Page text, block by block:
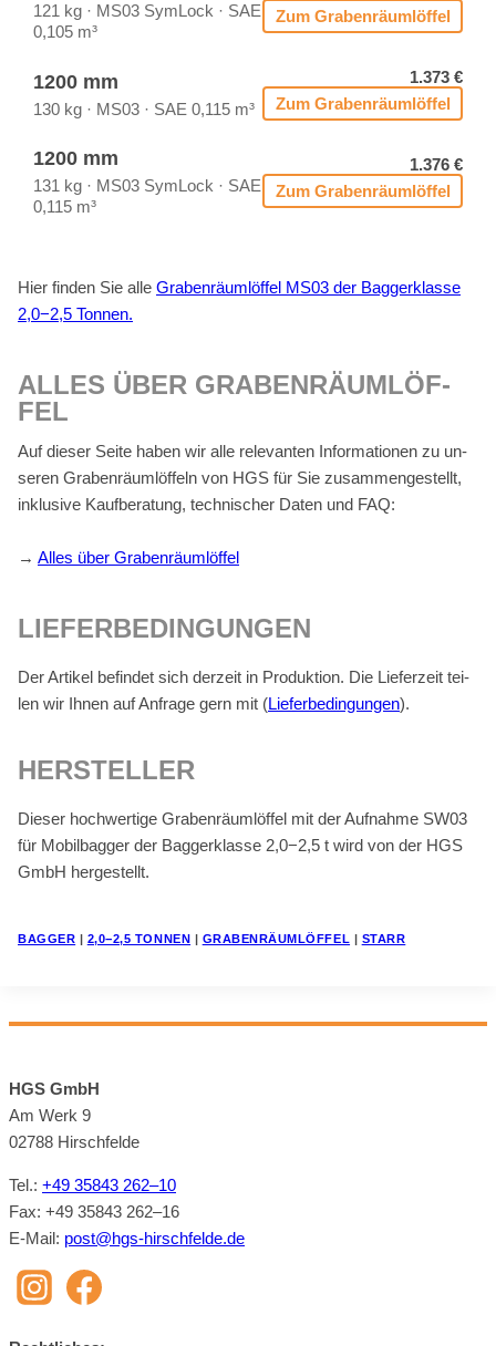
121 kg · MS03 Sym­Lock · SAE
0,105 m³
Zum Gra­ben­räum­löf­fel
1200 mm
130 kg · MS03 · SAE 0,115 m³
1.373 €
Zum Gra­ben­räum­löf­fel
1200 mm
131 kg · MS03 Sym­Lock · SAE
0,115 m³
1.376 €
Zum Gra­ben­räum­löf­fel
Hier fin­den Sie alle Gra­ben­räum­löf­fel MS03 der Bag­ger­klas­se
2,0−2,5 Ton­nen.
AL­LES ÜBER GRA­BEN­RÄUM­LÖF­
FEL
Auf die­ser Sei­te ha­ben wir alle re­le­van­ten In­for­ma­tio­nen zu un­
se­ren Gra­ben­räum­löf­feln von HGS für Sie zu­sam­men­ge­stellt,
in­klu­si­ve Kauf­be­ra­tung, tech­ni­scher Da­ten und FAQ:
→ Al­les über Gra­ben­räum­löf­fel
LIE­FER­BE­DIN­GUN­GEN
Der Ar­ti­kel be­fin­det sich der­zeit in Pro­duk­ti­on. Die Lie­fer­zeit tei­
len wir Ih­nen auf An­fra­ge gern mit (Lie­fer­be­din­gun­gen).
HER­STEL­LER
Die­ser hoch­wer­ti­ge Gra­ben­räum­löf­fel mit der Auf­nah­me SW03
für Mo­bil­bag­ger der Bag­ger­klas­se 2,0−2,5 t wird von der HGS
GmbH her­ge­stellt.
BAG­GER | 2,0−2,5 TON­NEN | GRA­BEN­RÄUM­LÖF­FEL | STARR
HGS GmbH
Am Werk 9
02788 Hirsch­felde
Tel.: +49 35843 262–10
Fax: +49 35843 262–16
E‑Mail: post@​hgs-​hirschfelde.​de